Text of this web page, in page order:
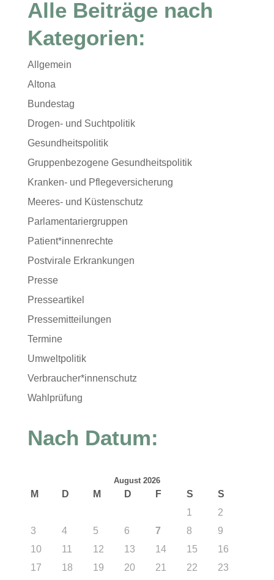
Alle Beiträge nach
Kategorien:
Allgemein
Altona
Bundestag
Drogen- und Suchtpolitik
Gesundheitspolitik
Gruppenbezogene Gesundheitspolitik
Kranken- und Pflegeversicherung
Meeres- und Küstenschutz
Parlamentariergruppen
Patient*innenrechte
Postvirale Erkrankungen
Presse
Presseartikel
Pressemitteilungen
Termine
Umweltpolitik
Verbraucher*innenschutz
Wahlprüfung
Nach Datum:
August 2026
M D M D F S
S
1
2
3
4 5 6 7 8
9
10
11 12 13 14 15
16
17
18 19 20 21 22
23